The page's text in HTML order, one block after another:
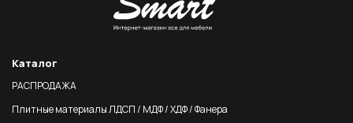
Каталог
РАСПРОДАЖА
Плитные материалы ЛДСП / МДФ / ХДФ / Фанера